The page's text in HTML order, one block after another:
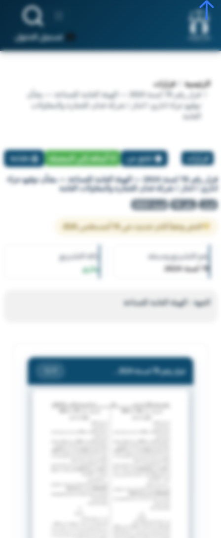
تسجيل الدخول
الرئيسية
قرارات
قرار رقم 78 لسنة 2024 — الهيئة العامة للصناعة — بشأن
توقيع جزاء اداري / انذار / شركة فدان للتجارة والمقاولات
العامة
قرارات تبليغ عن أضافة إلي المفضلة طباعة
قرار رقم 78 لسنة 2024 — الهيئة العامة للصناعة — بشأن توقيع جزاء
اداري / انذار / شركة فدان للتجارة والمقاولات العامة
قرار رقم 78 لسنة 2024
النص وفقاً لآخر تحديث في 10 أغسطس 2026
رقم التشريع وسنته
78 لسنة 2024
حالة التشريع
ساري
الجهة : الهيئة العامة للصناعة